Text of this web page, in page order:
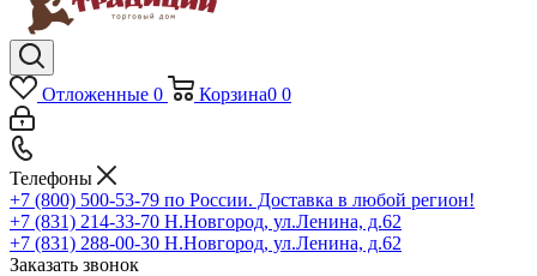
Отложенные 0 Корзина0 0
Телефоны
+7 (800) 500-53-79 по России. Доставка в любой регион!
+7 (831) 214-33-70 Н.Новгород, ул.Ленина, д.62
+7 (831) 288-00-30 Н.Новгород, ул.Ленина, д.62
Заказать звонок